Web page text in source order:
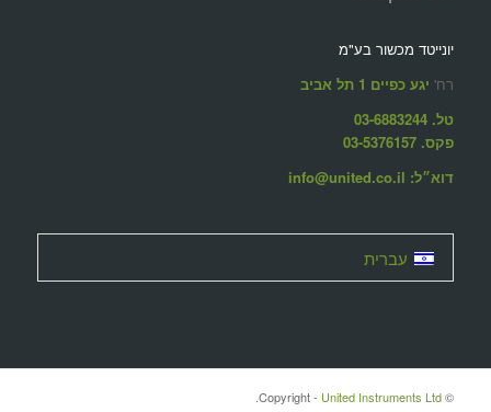
יונייטד מכשור בע"מ
רח' יגע כפיים 1 תל אביב
טל. 03-6883244
פקס. 03-5376157
דוא״ל: info@united.co.il
עברית
© ‫Copyright -
United Instruments Ltd.